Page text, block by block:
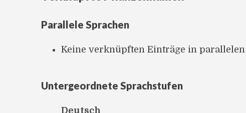
Parallele Sprachen
Keine verknüpften Einträge in
Untergeordnete Sprachstufen
Deutsch